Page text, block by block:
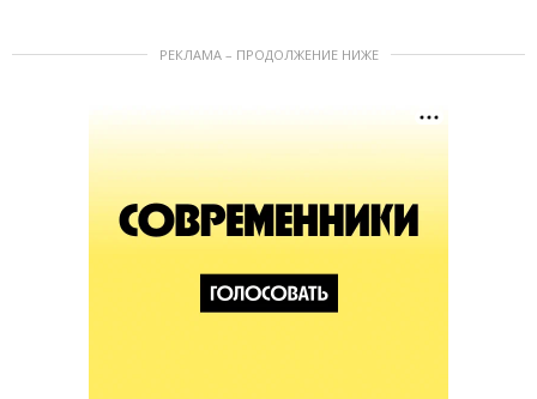
РЕКЛАМА – ПРОДОЛЖЕНИЕ НИЖЕ